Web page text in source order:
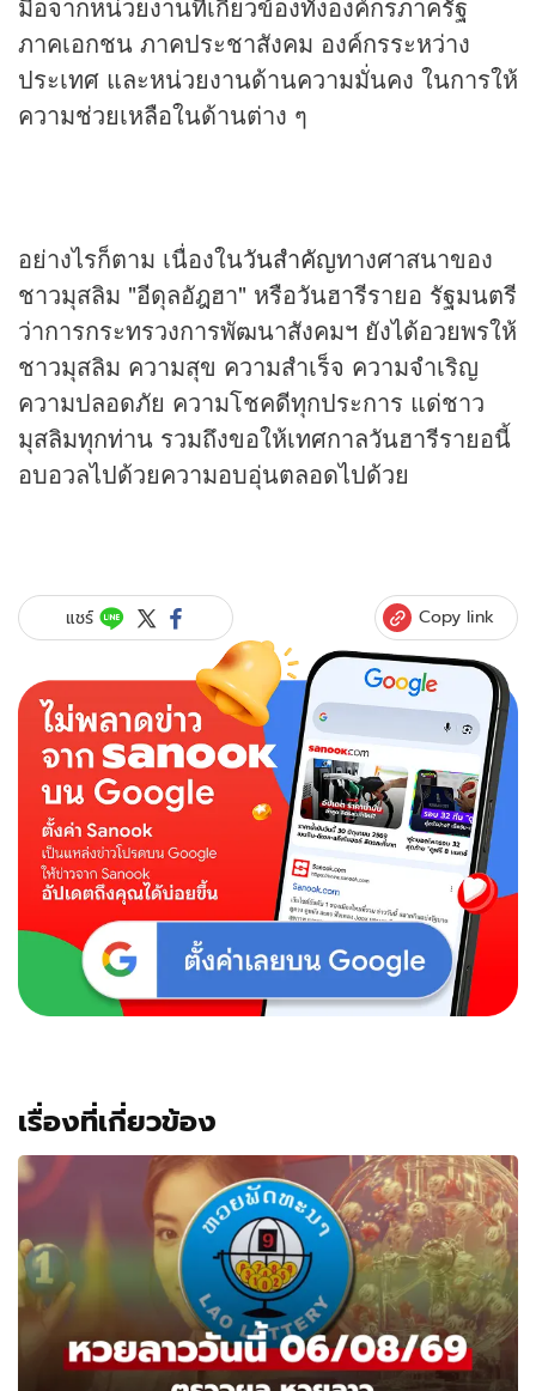
ภาคเอกชน ภาคประชาสังคม องค์กรระหว่าง
ประเทศ และหน่วยงานด้านความมั่นคง ในการให้
ความช่วยเหลือในด้านต่าง ๆ
อย่างไรก็ตาม เนื่องในวันสำคัญทางศาสนาของ
ชาวมุสลิม "อีดุลอัฎฮา" หรือวันฮารีรายอ รัฐมนตรี
ว่าการกระทรวงการพัฒนาสังคมฯ ยังได้อวยพรให้
ชาวมุสลิม ความสุข ความสำเร็จ ความจำเริญ
ความปลอดภัย ความโชคดีทุกประการ แด่ชาว
มุสลิมทุกท่าน รวมถึงขอให้เทศกาลวันฮารีรายอนี้
อบอวลไปด้วยความอบอุ่นตลอดไปด้วย
แชร์ Copy link
เรื่องที่เกี่ยวข้อง